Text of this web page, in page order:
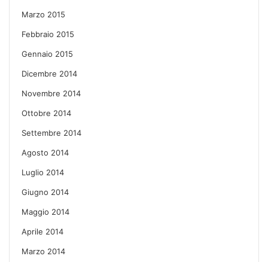
Marzo 2015
Febbraio 2015
Gennaio 2015
Dicembre 2014
Novembre 2014
Ottobre 2014
Settembre 2014
Agosto 2014
Luglio 2014
Giugno 2014
Maggio 2014
Aprile 2014
Marzo 2014